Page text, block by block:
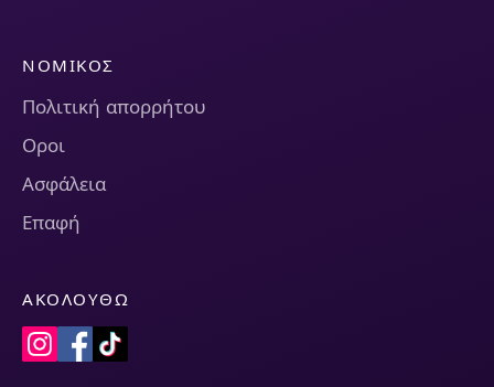
ΝΟΜΙΚΌΣ
Πολιτική απορρήτου
Οροι
Ασφάλεια
Επαφή
ΑΚΟΛΟΥΘΏ